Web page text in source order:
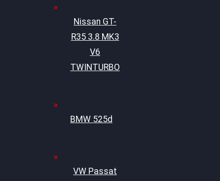
Nissan GT-
R35 3.8 MK3
V6
TWINTURBO
BMW 525d
VW Passat